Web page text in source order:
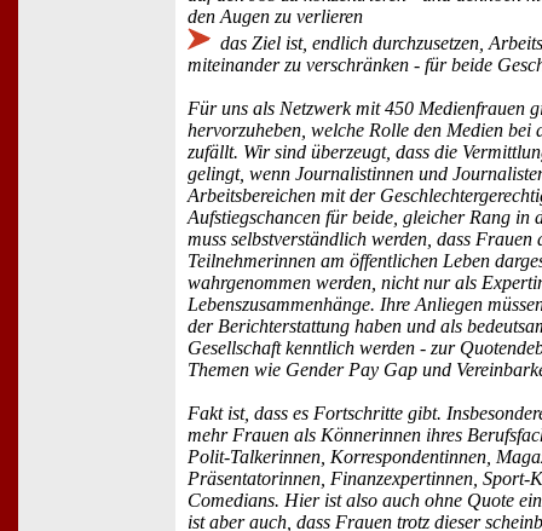
den Augen zu verlieren
das Ziel ist, endlich durchzusetzen,
miteinander zu verschränken - für beide
Für uns als Netzwerk mit 450 Medienfrauen
hervorzuheben, welche Rolle den Medien bei
zufällt. Wir sind überzeugt, dass die
gelingt, wenn Journalistinnen und
Arbeitsbereichen mit der
Aufstiegschancen für beide, gleicher Rang in
muss selbstverständlich werden, dass Frauen
Teilnehmerinnen am öffentlichen Leben
wahrgenommen werden, nicht nur als
Lebenszusammenhänge. Ihre Anliegen
der Berichterstattung haben und als
Gesellschaft kenntlich werden - zur
Themen wie Gender Pay Gap und
Fakt ist, dass es Fortschritte gibt.
mehr Frauen als Könnerinnen ihres
Polit-Talkerinnen, Korrespondentinnen,
Präsentatorinnen, Finanzexpertinnen, Sport-
Comedians. Hier ist also auch ohne Quote
ist aber auch, dass Frauen trotz dieser